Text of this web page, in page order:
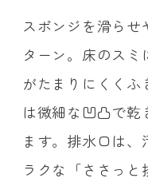
スポンジを滑ら
ターン。床のス
がたまりにくく
は微細な凹凸で乾
ます。排水口は
ラクな「ささっ